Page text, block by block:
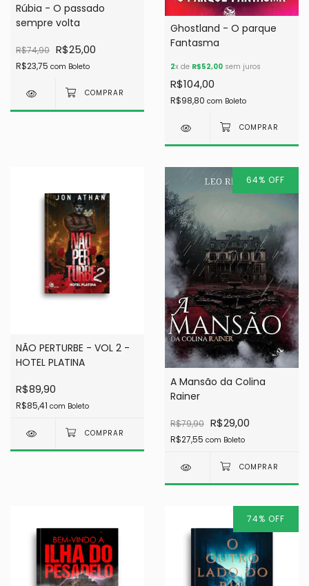
Rúbia - O passado
sempre volta
R$74,90 R$25,00
R$23,75 com Boleto
Ghostland - O parque
Fantasma
2x de R$52,00 sem juros
R$104,00
R$98,80 com Boleto
NÃO PERTURBE - VOL 2 -
HOTEL PLATINA
R$89,90
R$85,41 com Boleto
64% OFF
A Mansão da Colina
Rainer
R$79,90 R$29,00
R$27,55 com Boleto
74% OFF